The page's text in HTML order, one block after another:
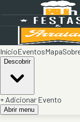
InícioEventosMapa
Descobrir
+ Adicionar Evento
Abrir menu